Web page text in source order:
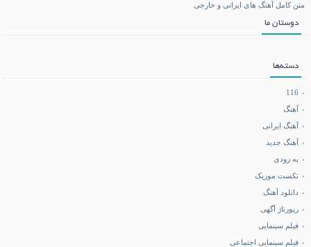
تماشای آنلاین فیلم و سریال
می بی نیم
فروشگاه تجهیزات کوهنوردی
آموزش هاستینگ و سرور
خرید کالا
خرید BCAA
متن کامل آهنگ های ایرانی و خارجی
دوستان ما
دسته‌ها
116
آهنگ
آهنگ ایرانی
آهنگ جدید
به زودی
تکست موزیک
دانلود آهنگ
رپورتاژ آگهی
فیلم سینمایی
فیلم سینمایی اجتماعی